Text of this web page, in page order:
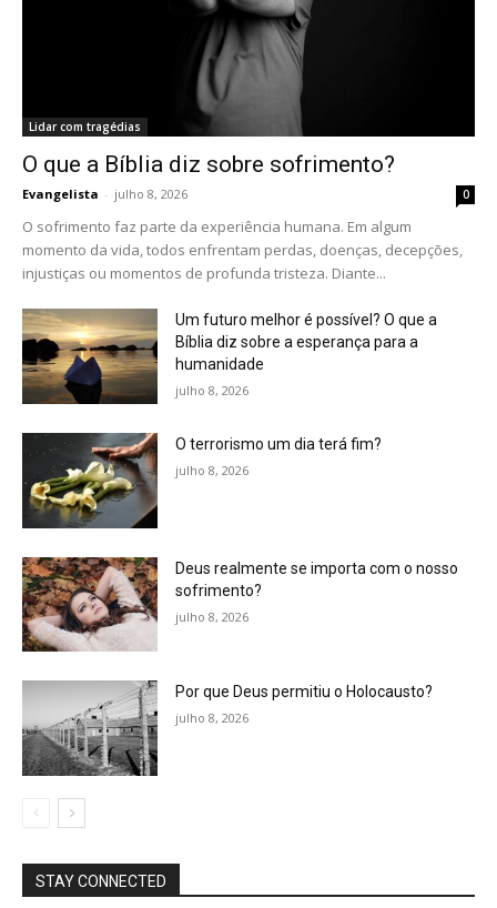
Lidar com tragédias
O que a Bíblia diz sobre sofrimento?
Evangelista - julho 8, 2026 0
O sofrimento faz parte da experiência humana. Em algum
momento da vida, todos enfrentam perdas, doenças, decepções,
injustiças ou momentos de profunda tristeza. Diante...
Um futuro melhor é possível? O que a
Bíblia diz sobre a esperança para a
humanidade
julho 8, 2026
O terrorismo um dia terá fim?
julho 8, 2026
Deus realmente se importa com o nosso
sofrimento?
julho 8, 2026
Por que Deus permitiu o Holocausto?
julho 8, 2026
STAY CONNECTED